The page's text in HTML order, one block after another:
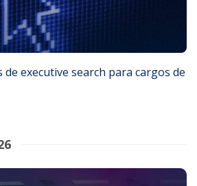
executive search para cargos de